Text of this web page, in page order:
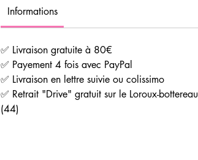
Informations
✅ Livraison gratuite à 80€
✅ Payement 4 fois avec PayPal
✅ Livraison en lettre suivie ou colissimo
✅ Retrait "Drive" gratuit sur le Loroux-bottereau
(44)